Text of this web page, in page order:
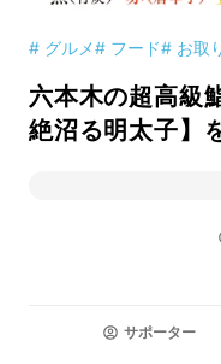
# グルメ# フード# お取
六本木の超高級
絶沼る明太子】
サポーター